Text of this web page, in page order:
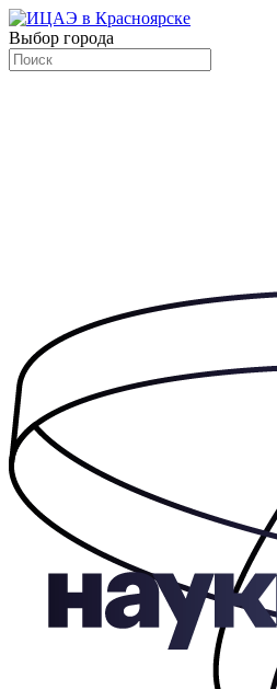
Выбор города